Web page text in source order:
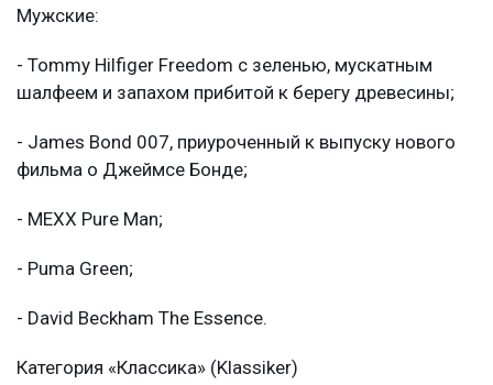
Мужские:
- Tommy Hilfiger Freedom с зеленью, мускатным
шалфеем и запахом прибитой к берегу древесины;
- James Bond 007, приуроченный к выпуску нового
фильма о Джеймсе Бонде;
- MEXX Pure Man;
- Puma Green;
- David Beckham The Essence.
Категория «Классика» (Klassiker)